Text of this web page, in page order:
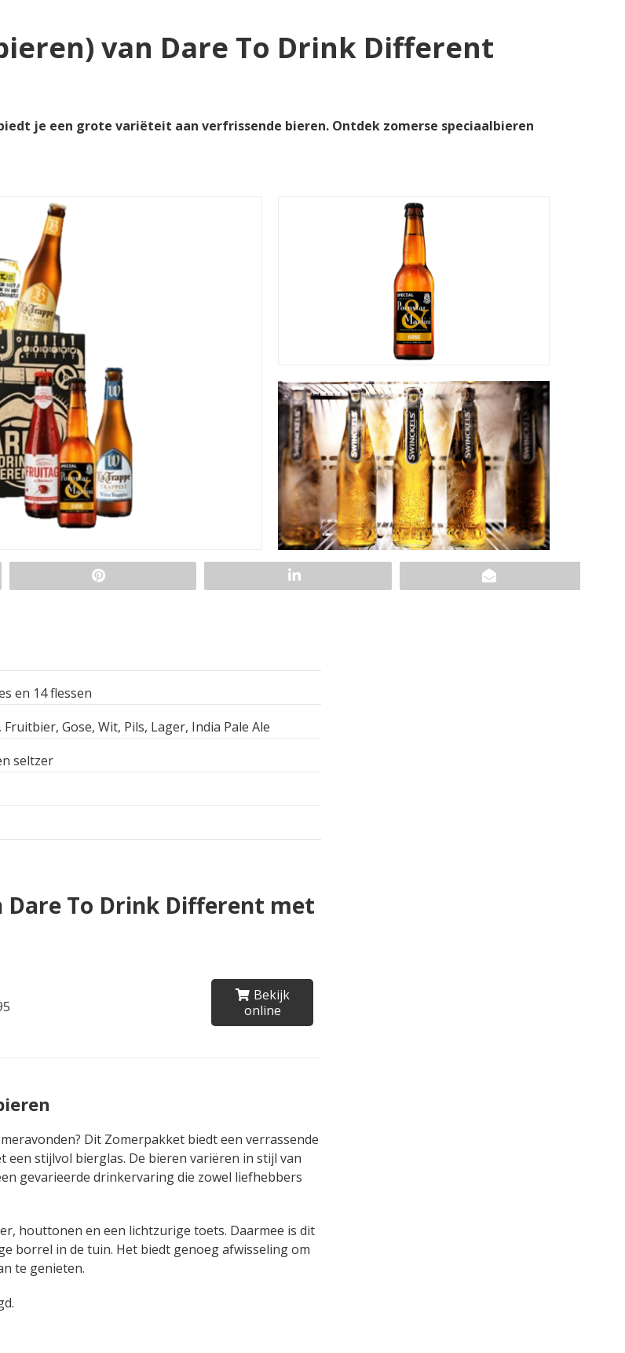
van Dare To Drink Different
je een grote variëteit aan verfrissende bieren. Ontdek zomerse speciaalbieren
en 14 flessen
Fruitbier, Gose, Wit, Pils, Lager, India Pale Ale
seltzer
Dare To Drink Different met
Bekijk
online
Dit Zomerpakket biedt een verrassende
een stijlvol bierglas. De bieren variëren in stijl van
gevarieerde drinkervaring die zowel liefhebbers
houttonen en een lichtzurige toets. Daarmee is dit
borrel in de tuin. Het biedt genoeg afwisseling om
te genieten.